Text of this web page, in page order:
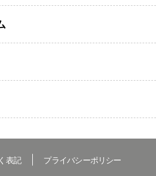
表記 プライバシーポリシー